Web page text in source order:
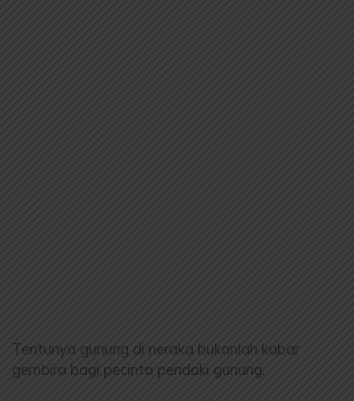
Tentunya gunung di neraka bukanlah kabar
gembira bagi pecinta pendaki gunung.